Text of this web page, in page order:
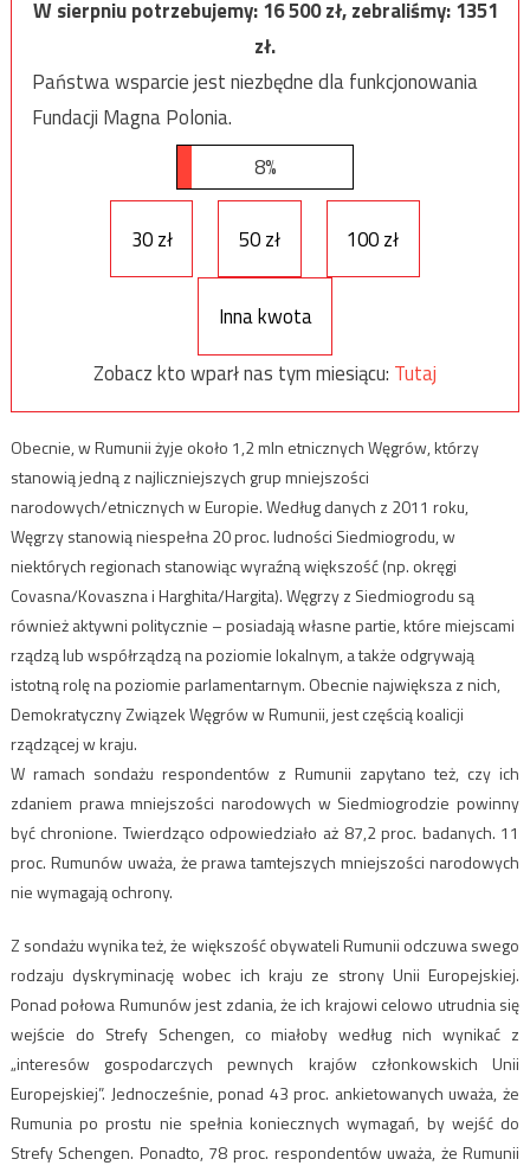
W sierpniu potrzebujemy:16 500zł, zebraliśmy:1351
zł.
Państwa wsparcie jest niezbędne dla funkcjonowania
Fundacji Magna Polonia.
8%
30 zł 50 zł 100 zł
Inna kwota
Zobacz kto wparł nas tym miesiącu: Tutaj
Obecnie, w Rumunii żyje około 1,2 mln etnicznych Węgrów, którzy
stanowią jedną z najliczniejszych grup mniejszości
narodowych/etnicznych w Europie. Według danych z 2011 roku,
Węgrzy stanowią niespełna 20 proc. ludności Siedmiogrodu, w
niektórych regionach stanowiąc wyraźną większość (np. okręgi
Covasna/Kovaszna i Harghita/Hargita). Węgrzy z Siedmiogrodu są
również aktywni politycznie – posiadają własne partie, które miejscami
rządzą lub współrządzą na poziomie lokalnym, a także odgrywają
istotną rolę na poziomie parlamentarnym. Obecnie największa z nich,
Demokratyczny Związek Węgrów w Rumunii, jest częścią koalicji
rządzącej w kraju.
W ramach sondażu respondentów z Rumunii zapytano też, czy ich
zdaniem prawa mniejszości narodowych w Siedmiogrodzie powinny
być chronione. Twierdząco odpowiedziało aż 87,2 proc. badanych. 11
proc. Rumunów uważa, że prawa tamtejszych mniejszości narodowych
nie wymagają ochrony.
Z sondażu wynika też, że większość obywateli Rumunii odczuwa swego
rodzaju dyskryminację wobec ich kraju ze strony Unii Europejskiej.
Ponad połowa Rumunów jest zdania, że ich krajowi celowo utrudnia się
wejście do Strefy Schengen, co miałoby według nich wynikać z
„interesów gospodarczych pewnych krajów członkowskich Unii
Europejskiej”. Jednocześnie, ponad 43 proc. ankietowanych uważa, że
Rumunia po prostu nie spełnia koniecznych wymagań, by wejść do
Strefy Schengen. Ponadto, 78 proc. respondentów uważa, że Rumunii